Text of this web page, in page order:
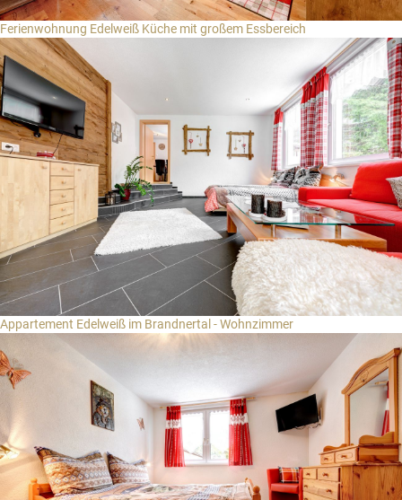
Ferienwohnung Edelweiß Küche mit großem Essbereich
Appartement Edelweiß im Brandnertal - Wohnzimmer